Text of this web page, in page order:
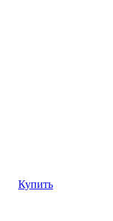
Купить